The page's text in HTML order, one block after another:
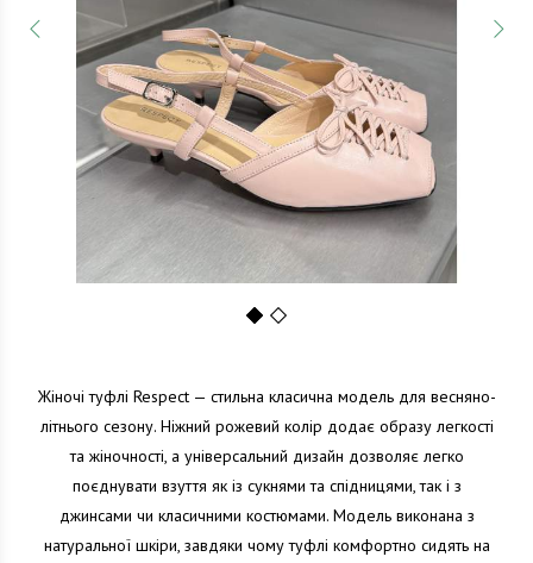
12
Жіночі туфлі Respect — стильна класична модель для весняно-
літнього сезону. Ніжний рожевий колір додає образу легкості
та жіночності, а універсальний дизайн дозволяє легко
поєднувати взуття як із сукнями та спідницями, так і з
джинсами чи класичними костюмами. Модель виконана з
натуральної шкіри, завдяки чому туфлі комфортно сидять на